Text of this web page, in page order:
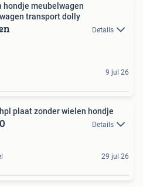
hondje meubelwagen
transport dolly
Details
9 jul 26
plaat zonder wielen hondje
Details
29 jul 26